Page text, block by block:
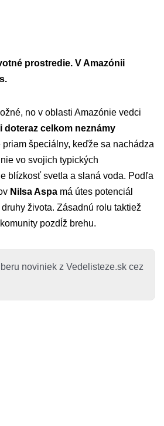
prostredie. V Amazónii
no v oblasti Amazónie vedci
doteraz celkom neznámy
priam špeciálny, keďže sa nachádza
vo svojich typických
blízkosť svetla a slaná voda. Podľa
Nilsa Aspa má útes potenciál
života. Zásadnú rolu taktiež
pozdĺž brehu.
noviniek z Vedelisteze.sk cez